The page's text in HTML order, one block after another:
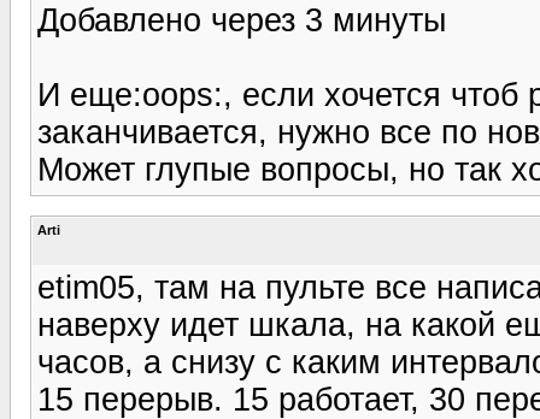
Добавлено через 3 минуты
И еще:oops:, если хочется чтоб
заканчивается, нужно все по
Может глупые вопросы, но так
Arti
etim05, там на пульте все
наверху идет шкала, на какой
часов, а снизу с каким
15 перерыв. 15 работает, 30